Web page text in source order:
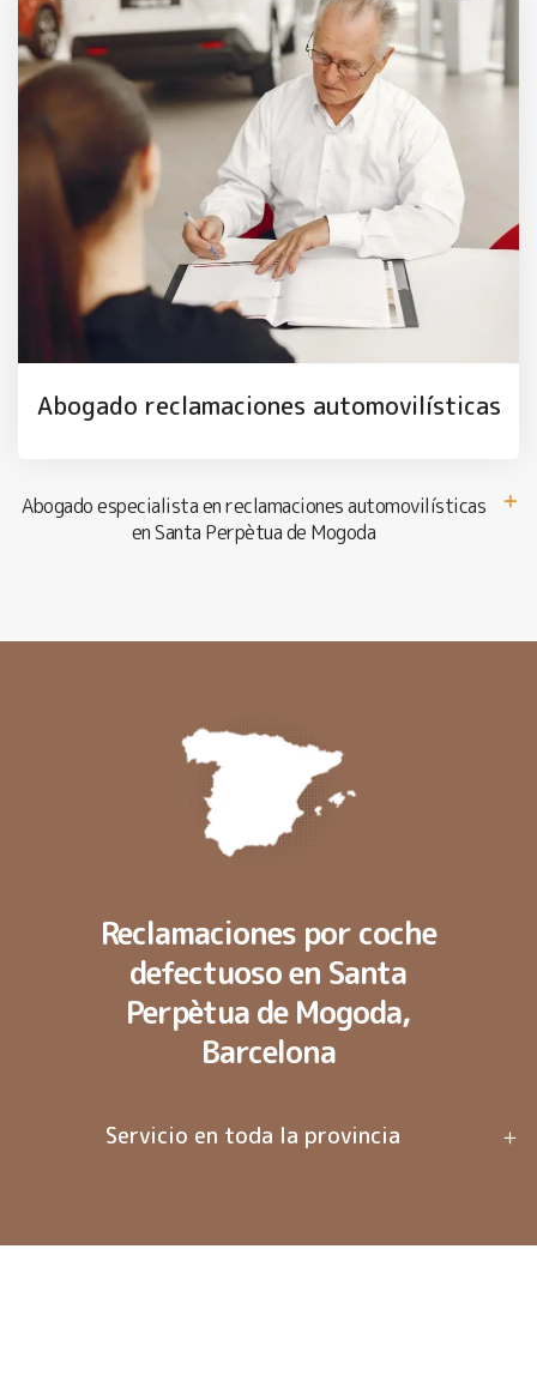
Abogado reclamaciones automovilísticas
Abogado especialista en reclamaciones automovilísticas
en Santa Perpètua de Mogoda
Reclamaciones por coche
defectuoso en Santa
Perpètua de Mogoda,
Barcelona
Servicio en toda la provincia